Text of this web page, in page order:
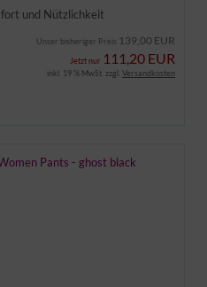
und Nützlichkeit
Unser bisheriger Preis 139,00 EUR
Jetzt nur 111,20 EUR
inkl. 19 % MwSt. zzgl. Versandkosten